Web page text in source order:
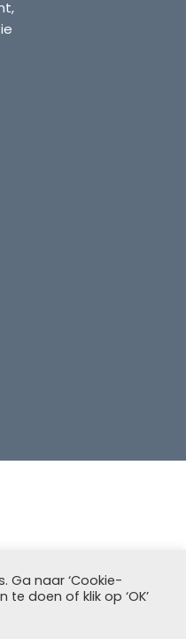
van Jezus Christus van
Ga naar ‘Cookie-
doen of klik op ‘OK’